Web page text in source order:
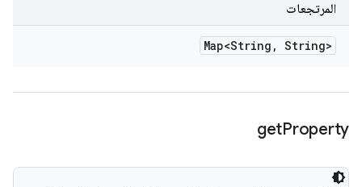
المرتجعات
Map<String , String>
getProperty